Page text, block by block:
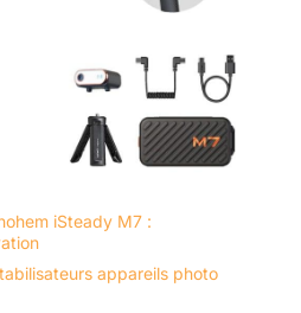
iSteady M7 :
appareils photo